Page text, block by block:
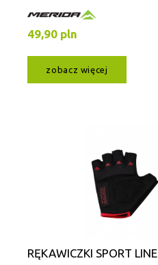
49,90 pln
zobacz więcej
RĘKAWICZKI SPORT LINE